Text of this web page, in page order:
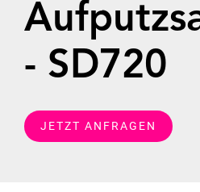
- SD720
JETZT ANFRAGEN